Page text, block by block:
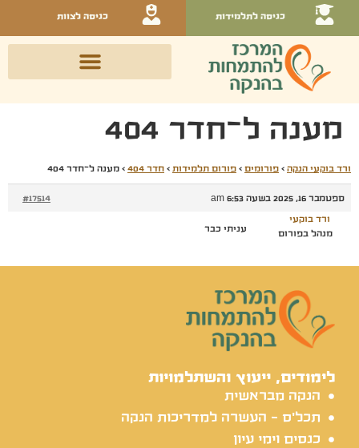
כניסה לתלמידות כניסה לצוות
מענה ל־חדר 404
ורד בוקעי הנקה › פורומים › פורום תלמידות › חדר 404 › מענה ל־חדר 404
ספטמבר 16, 2025 בשעה 6:53 am #17514
ורד בוקעי
מנהל בפורום
עניתי כבר
לימודים, ייעוץ והשתלמויות
הנקה מבראשית
תכל'ס - העשרה למדריכות הנקה
כנסים וימי עיון